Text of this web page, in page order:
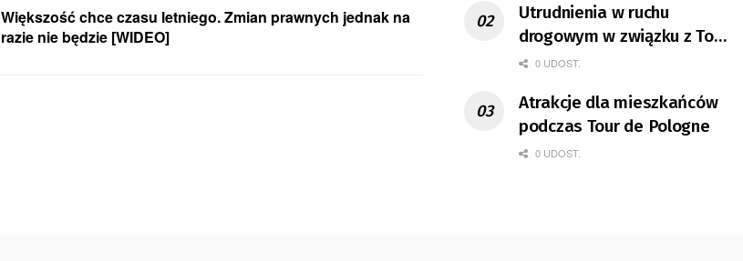
Większość chce czasu letniego. Zmian prawnych jednak na
razie nie będzie [WIDEO]
Utrudnienia w ruchu
drogowym w związku z Tour
de Pologne
0 UDOST.
Atrakcje dla mieszkańców
podczas Tour de Pologne
0 UDOST.